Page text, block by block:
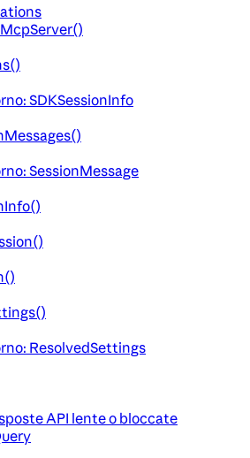
SDKSessionInfo
SessionMessage
ResolvedSettings
API lente o bloccate